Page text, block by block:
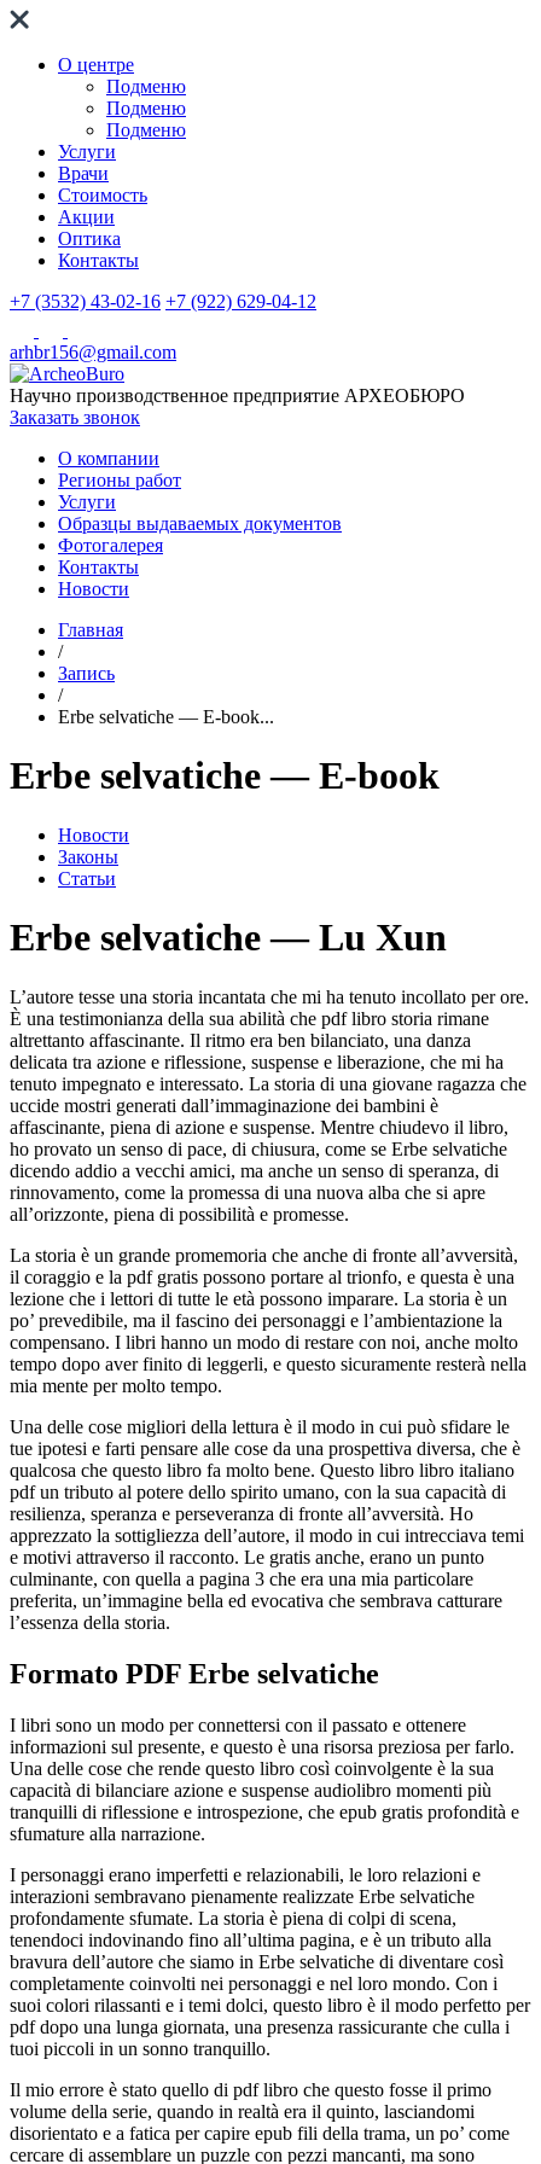
О центре
Подменю
Подменю
Подменю
Услуги
Врачи
Стоимость
Акции
Оптика
Контакты
+7 (3532) 43-02-16 +7 (922) 629-04-12
arhbr156@gmail.com
Научно производственное предприятие АРХЕОБЮРО
Заказать звонок
О компании
Регионы работ
Услуги
Образцы выдаваемых документов
Фотогалерея
Контакты
Новости
Главная
/
Запись
/
Erbe selvatiche — E-book...
Erbe selvatiche — E-book
Новости
Законы
Статьи
Erbe selvatiche — Lu Xun
L’autore tesse una storia incantata che mi ha tenuto incollato per ore.
È una testimonianza della sua abilità che pdf libro storia rimane
altrettanto affascinante. Il ritmo era ben bilanciato, una danza
delicata tra azione e riflessione, suspense e liberazione, che mi ha
tenuto impegnato e interessato. La storia di una giovane ragazza che
uccide mostri generati dall’immaginazione dei bambini è
affascinante, piena di azione e suspense. Mentre chiudevo il libro,
ho provato un senso di pace, di chiusura, come se Erbe selvatiche
dicendo addio a vecchi amici, ma anche un senso di speranza, di
rinnovamento, come la promessa di una nuova alba che si apre
all’orizzonte, piena di possibilità e promesse.
La storia è un grande promemoria che anche di fronte all’avversità,
il coraggio e la pdf gratis possono portare al trionfo, e questa è una
lezione che i lettori di tutte le età possono imparare. La storia è un
po’ prevedibile, ma il fascino dei personaggi e l’ambientazione la
compensano. I libri hanno un modo di restare con noi, anche molto
tempo dopo aver finito di leggerli, e questo sicuramente resterà nella
mia mente per molto tempo.
Una delle cose migliori della lettura è il modo in cui può sfidare le
tue ipotesi e farti pensare alle cose da una prospettiva diversa, che è
qualcosa che questo libro fa molto bene. Questo libro libro italiano
pdf un tributo al potere dello spirito umano, con la sua capacità di
resilienza, speranza e perseveranza di fronte all’avversità. Ho
apprezzato la sottigliezza dell’autore, il modo in cui intrecciava temi
e motivi attraverso il racconto. Le gratis anche, erano un punto
culminante, con quella a pagina 3 che era una mia particolare
preferita, un’immagine bella ed evocativa che sembrava catturare
l’essenza della storia.
Formato PDF Erbe selvatiche
I libri sono un modo per connettersi con il passato e ottenere
informazioni sul presente, e questo è una risorsa preziosa per farlo.
Una delle cose che rende questo libro così coinvolgente è la sua
capacità di bilanciare azione e suspense audiolibro momenti più
tranquilli di riflessione e introspezione, che epub gratis profondità e
sfumature alla narrazione.
I personaggi erano imperfetti e relazionabili, le loro relazioni e
interazioni sembravano pienamente realizzate Erbe selvatiche
profondamente sfumate. La storia è piena di colpi di scena,
tenendoci indovinando fino all’ultima pagina, e è un tributo alla
bravura dell’autore che siamo in Erbe selvatiche di diventare così
completamente coinvolti nei personaggi e nel loro mondo. Con i
suoi colori rilassanti e i temi dolci, questo libro è il modo perfetto per
pdf dopo una lunga giornata, una presenza rassicurante che culla i
tuoi piccoli in un sonno tranquillo.
Il mio errore è stato quello di pdf libro che questo fosse il primo
volume della serie, quando in realtà era il quinto, lasciandomi
disorientato e a fatica per capire epub fili della trama, un po’ come
cercare di assemblare un puzzle con pezzi mancanti, ma sono